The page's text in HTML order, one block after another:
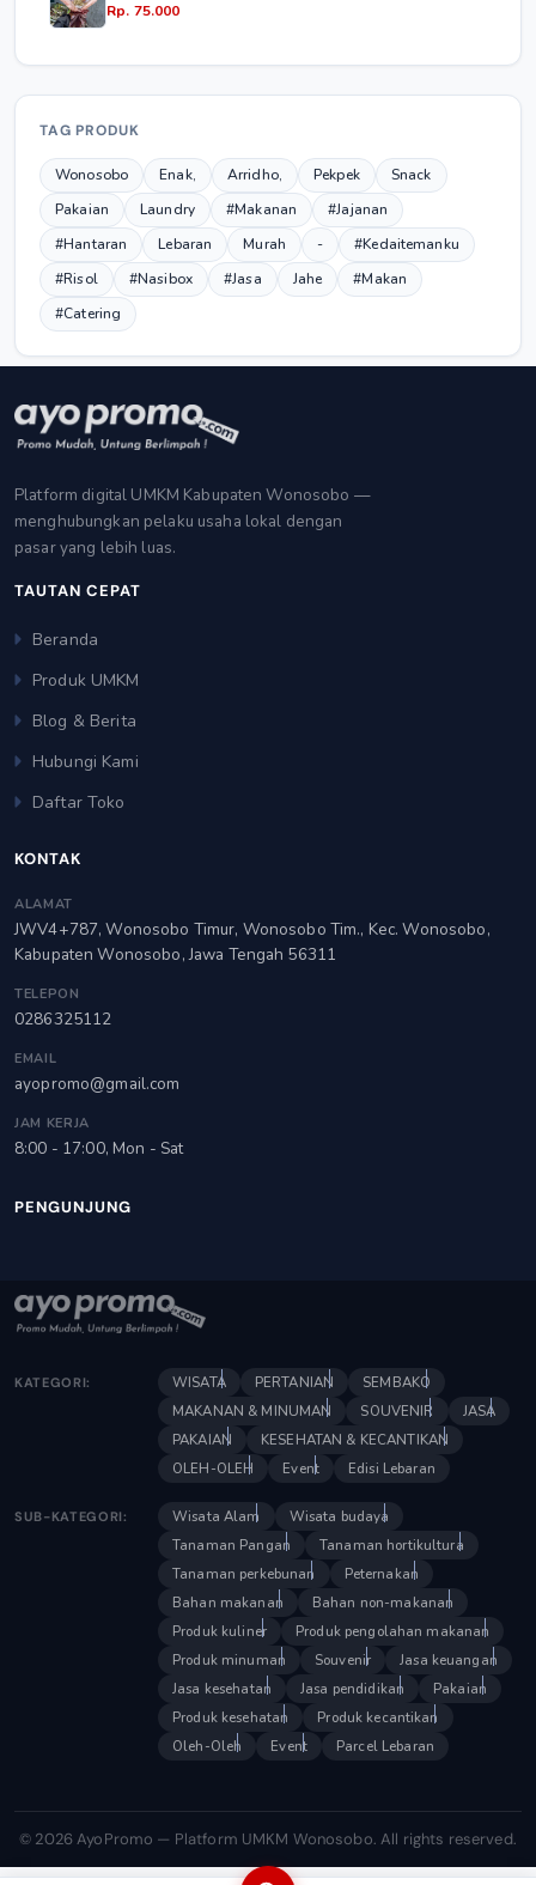
Rp. 75.000
TAG PRODUK
Wonosobo Enak, Arridho, Pekpek
Snack
Pakaian
Laundry #Makanan
#Jajanan
#Hantaran
Lebaran Murah -
#Kedaitemanku
#Risol
#Nasibox #Jasa Jahe
#Makan
#Catering
Platform digital UMKM Kabupaten Wonosobo —
menghubungkan pelaku usaha lokal dengan
pasar yang lebih luas.
TAUTAN CEPAT
Beranda
Produk UMKM
Blog & Berita
Hubungi Kami
Daftar Toko
KONTAK
ALAMAT
JWV4+787, Wonosobo Timur, Wonosobo Tim., Kec. Wonosobo,
Kabupaten Wonosobo, Jawa Tengah 56311
TELEPON
0286325112
EMAIL
ayopromo@gmail.com
JAM KERJA
8:00 - 17:00, Mon - Sat
PENGUNJUNG
KATEGORI: WISATA PERTANIAN
SEMBAKO
MAKANAN & MINUMAN
SOUVENIR
JASA
PAKAIAN
KESEHATAN & KECANTIKAN
OLEH-OLEH
Event Edisi Lebaran
SUB-KATEGORI: Wisata Alam
Wisata budaya
Tanaman Pangan
Tanaman hortikultura
Tanaman perkebunan
Peternakan
Bahan makanan
Bahan non-makanan
Produk kuliner
Produk pengolahan makanan
Produk minuman
Souvenir
Jasa keuangan
Jasa kesehatan
Jasa pendidikan
Pakaian
Produk kesehatan
Produk kecantikan
Oleh-Oleh
Event Parcel Lebaran
© 2026 AyoPromo — Platform UMKM Wonosobo. All rights reserved.